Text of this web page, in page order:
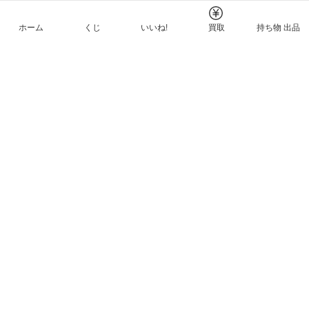
ホーム くじ いいね! 買取 持ち物 出品